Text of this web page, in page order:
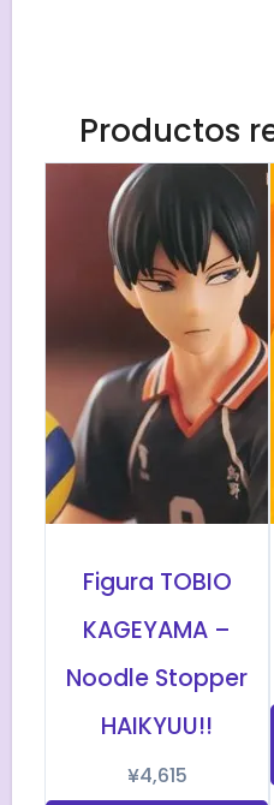
Productos
Figura TOBIO
KAGEYAMA –
Noodle Stopper
HAIKYUU!!
¥4,615